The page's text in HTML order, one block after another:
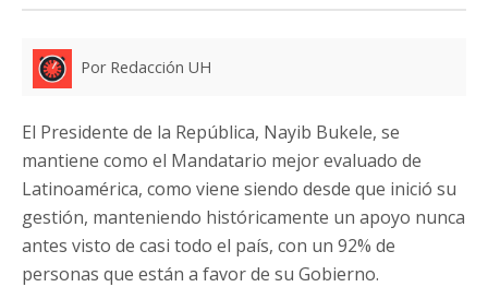
Por Redacción UH
El Presidente de la República, Nayib Bukele, se
mantiene como el Mandatario mejor evaluado de
Latinoamérica, como viene siendo desde que inició su
gestión, manteniendo históricamente un apoyo nunca
antes visto de casi todo el país, con un 92% de
personas que están a favor de su Gobierno.